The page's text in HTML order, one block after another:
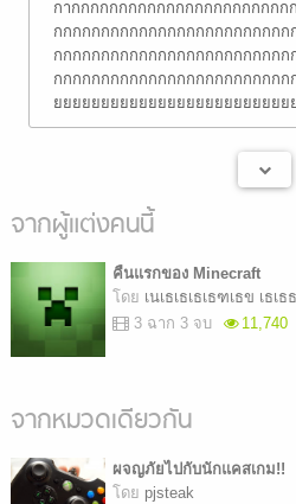
กากกกกกกกกกกกกกกกกกกกกกก
กกกกกกกกกกกกกกกกกกกกกกกก
กกกกกกกกกกกกกกกกกกกกกกกก
กกกกกกกกกกกกกกกกกกกกกกกกก
ยยยยยยยยยยยยยยยยยยยยยยยย
จากผู้แต่งคนนี้
คืนแรกของ Minecraft
โดย เนเธเธเธเธฑเธข เธเธ
3 ฉาก 3 จบ
11,740
จากหมวดเดียวกัน
ผจญภัยไปกับนักแคสเกม!!
โดย pjsteak